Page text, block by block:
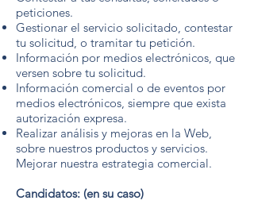
peticiones.
Gestionar el servicio solicitado, contestar
tu solicitud, o tramitar tu petición.
Información por medios electrónicos, que
versen sobre tu solicitud.
Información comercial o de eventos por
medios electrónicos, siempre que exista
autorización expresa.
Realizar análisis y mejoras en la Web,
sobre nuestros productos y servicios.
Mejorar nuestra estrategia comercial.
Candidatos: (en su caso)